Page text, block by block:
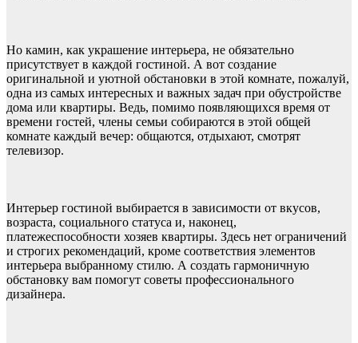
Но камин, как украшение интерьера, не обязательно
присутствует в каждой гостиной. А вот создание
оригинальной и уютной обстановки в этой комнате, пожалуй,
одна из самых интересных и важных задач при обустройстве
дома или квартиры. Ведь, помимо появляющихся время от
времени гостей, члены семьи собираются в этой общей
комнате каждый вечер: общаются, отдыхают, смотрят
телевизор.
Интерьер гостиной выбирается в зависимости от вкусов,
возраста, социального статуса и, наконец,
платежеспособности хозяев квартиры. Здесь нет ограничений
и строгих рекомендаций, кроме соответствия элементов
интерьера выбранному стилю. А создать гармоничную
обстановку вам помогут советы профессионального
дизайнера.